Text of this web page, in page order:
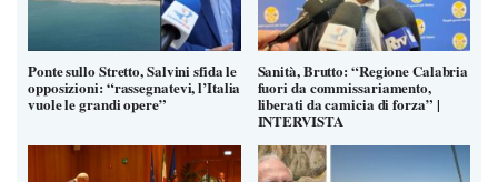
Ponte sullo Stretto, Salvini sfida le
opposizioni: “rassegnatevi, l’Italia
vuole le grandi opere”
Sanità, Brutto: “Regione Calabria
fuori da commissariamento,
liberati da camicia di forza” |
INTERVISTA